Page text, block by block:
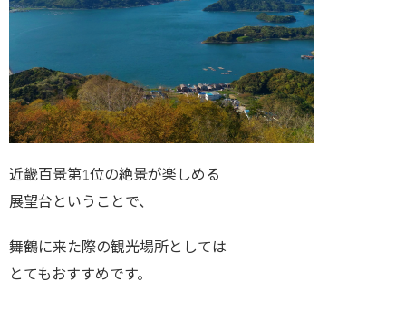
近畿百景第1位の絶景が楽しめる
展望台ということで、
舞鶴に来た際の観光場所としては
とてもおすすめです。